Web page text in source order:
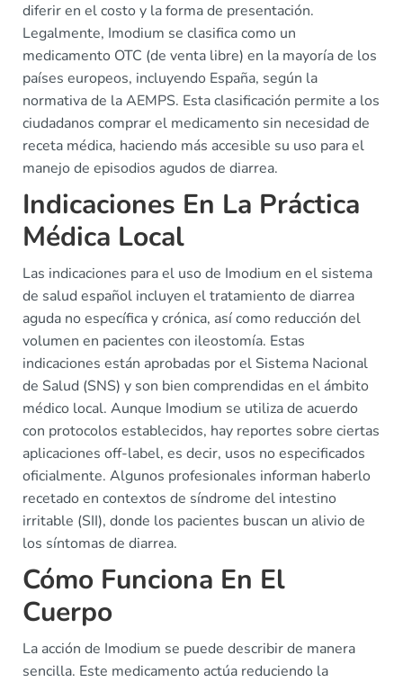
diferir en el costo y la forma de presentación.
Legalmente, Imodium se clasifica como un
medicamento OTC (de venta libre) en la mayoría de los
países europeos, incluyendo España, según la
normativa de la AEMPS. Esta clasificación permite a los
ciudadanos comprar el medicamento sin necesidad de
receta médica, haciendo más accesible su uso para el
manejo de episodios agudos de diarrea.
Indicaciones En La Práctica
Médica Local
Las indicaciones para el uso de Imodium en el sistema
de salud español incluyen el tratamiento de diarrea
aguda no específica y crónica, así como reducción del
volumen en pacientes con ileostomía. Estas
indicaciones están aprobadas por el Sistema Nacional
de Salud (SNS) y son bien comprendidas en el ámbito
médico local. Aunque Imodium se utiliza de acuerdo
con protocolos establecidos, hay reportes sobre ciertas
aplicaciones off-label, es decir, usos no especificados
oficialmente. Algunos profesionales informan haberlo
recetado en contextos de síndrome del intestino
irritable (SII), donde los pacientes buscan un alivio de
los síntomas de diarrea.
Cómo Funciona En El
Cuerpo
La acción de Imodium se puede describir de manera
sencilla. Este medicamento actúa reduciendo la